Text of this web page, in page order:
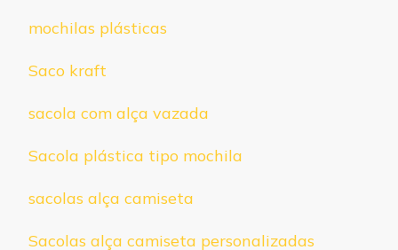
mochilas plásticas
Saco kraft
sacola com alça vazada
Sacola plástica tipo mochila
sacolas alça camiseta
Sacolas alça camiseta personalizadas